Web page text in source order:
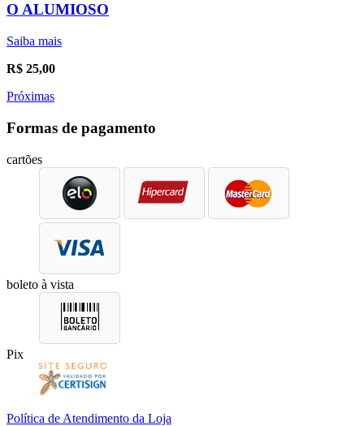
O ALUMIOSO
Saiba mais
R$ 25,00
Próximas
Formas de pagamento
cartões
boleto à vista
Pix
Política de Atendimento da Loja